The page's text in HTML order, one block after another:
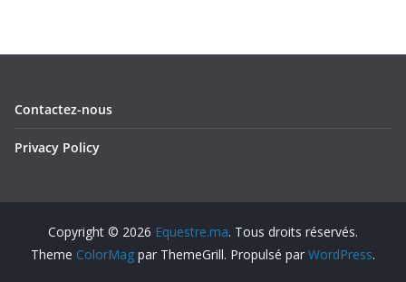
Contactez-nous
Privacy Policy
Copyright © 2026 Equestre.ma. Tous droits réservés.
Theme ColorMag par ThemeGrill. Propulsé par WordPress.